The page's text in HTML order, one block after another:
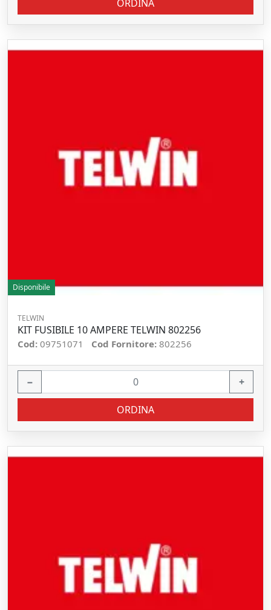
ORDINA
Disponibile
TELWIN
KIT FUSIBILE 10 AMPERE TELWIN 802256
Cod: 09751071 Cod Fornitore: 802256
− +
ORDINA